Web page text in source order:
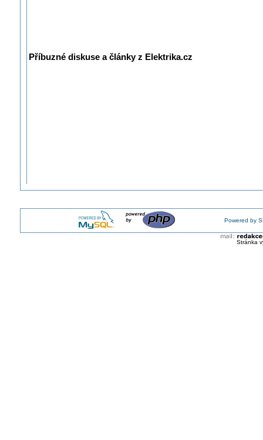
Příbuzné diskuse a články z Elektrika.cz
Powered by
Stránka